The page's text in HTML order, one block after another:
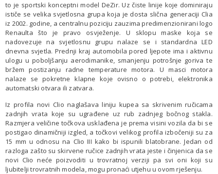
to je sportski konceptni model DeZir. Uz čiste linije koje dominiraju
ističe se velika svjetlosna grupa koja je dosta slična generaciji Clia
iz 2002. godine, a centralnu poziciju zauzima predimenzionirani logo
Renaulta što je pravo osvježenje. U sklopu maske koja se
nadovezuje na svjetlosnu grupu nalaze se i standardna LED
dnevna svjetla. Prednji kraj automobila pored ljepote ima i aktivnu
ulogu u poboljšanju aerodimanike, smanjenju potrošnje goriva te
bržem postizanju radne temperature motora. U masci motora
nalaze se pokretne klapne koje ovisno o potrebi, elektronika
automatski otvara ili zatvara.
Iz profila novi Clio naglašava liniju kupea sa skrivenim ručicama
zadnjih vrata koje su ugrađene uz rub zadnjeg bočnog stakla.
Razmjera veličine točkova usklađena je prema visini vozila da bi se
postigao dinamičniji izgled, a točkovi velikog profila izbočeniji su za
15 mm u odnosu na Clio III kako bi ispunili blatobrane. Jedan od
razloga zašto su skirvene ručice zadnjih vrata jeste i činjenica da se
novi Clio neće poizvoditi u trovratnoj verziji pa svi oni koji su
ljubitelji trovratnih modela, mogu pronaći utjehu u ovom rješenju.